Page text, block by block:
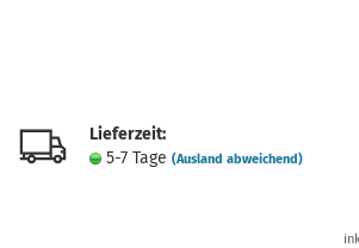
Lieferzeit:
5-7 Tage (Ausland abweichend)